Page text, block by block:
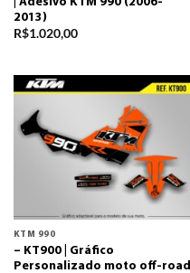
2013)
R$1.020,00
KTM 990
– KT900 | Gráfico
Personalizado moto off-road